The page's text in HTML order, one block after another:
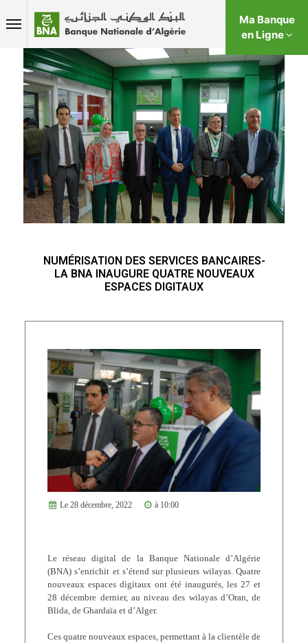
Ma Banque
en Ligne
NUMÉRISATION DES SERVICES BANCAIRES-
LA BNA INAUGURE QUATRE NOUVEAUX
ESPACES DIGITAUX
Le 28 décembre, 2022 à 10:00
Le réseau digital de la Banque Nationale d’Algérie
(BNA) s’enrichit et s’étend sur plusieurs wilayas. Quatre
nouveaux espaces digitaux ont été inaugurés, les 27 et
28 décembre dernier, au niveau des wilayas d’Oran, de
Blida, de Ghardaïa et d’Alger.
Ces quatre nouveaux espaces, permettant à la clientèle de